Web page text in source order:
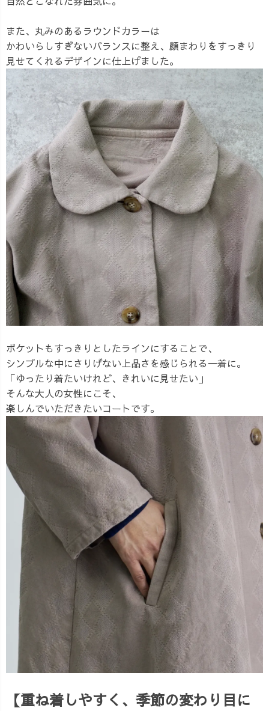
また、丸みのあるラウンドカラーは
かわいらしすぎないバランスに整え、顔まわりをすっきり
見せてくれるデザインに仕上げました。
ポケットもすっきりとしたラインにすることで、
シンプルな中にさりげない上品さを感じられる一着に。
「ゆったり着たいけれど、きれいに見せたい」
そんな大人の女性にこそ、
楽しんでいただきたいコートです。
【重ね着しやすく、季節の変わり目に